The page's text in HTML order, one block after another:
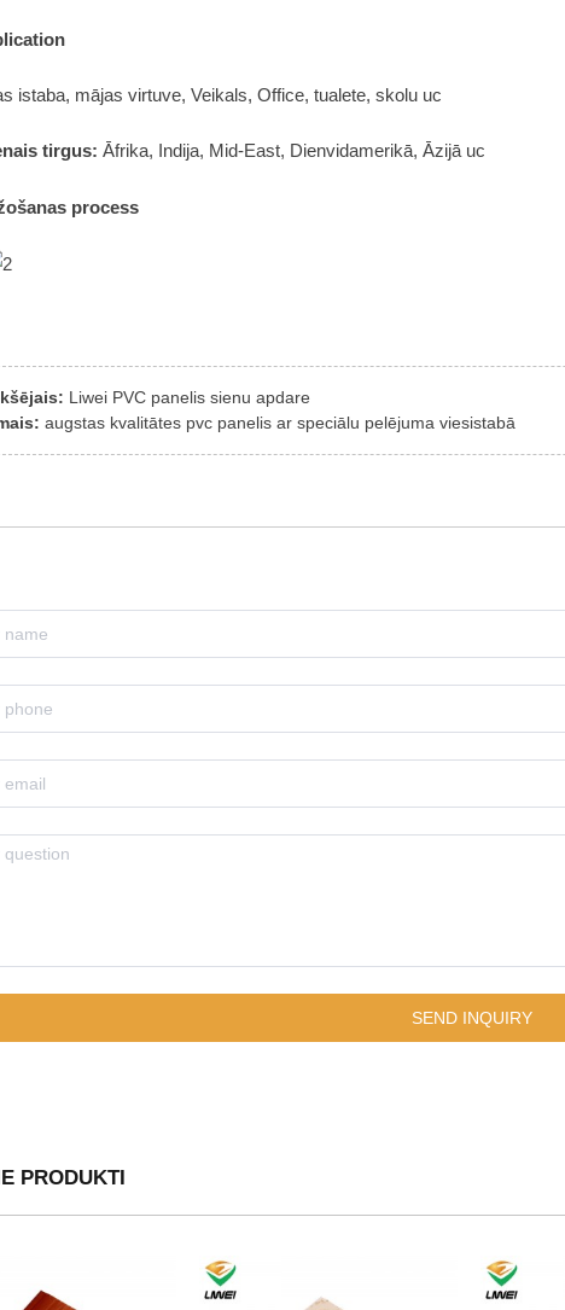
istaba, mājas virtuve, Veikals, Office, tualete, skolu uc
tirgus: Āfrika, Indija, Mid-East, Dienvidamerikā, Āzijā uc
process
Liwei PVC panelis sienu apdare
augstas kvalitātes pvc panelis ar speciālu pelējuma viesistabā
PRODUKTI